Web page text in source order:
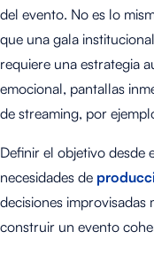
del evento. No es lo
que una gala
requiere una estrategia
emocional, pantallas
de streaming, por
Definir el objetivo desde
necesidades de
decisiones improvisadas
construir un evento